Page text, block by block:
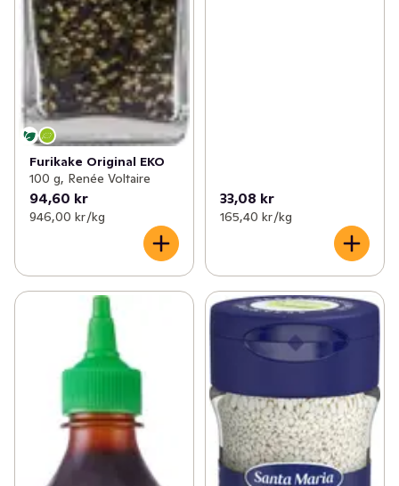
Furikake Original EKO
100 g, Renée Voltaire
94,60 kr
946,00 kr /kg
33,08 kr
165,40 kr /kg